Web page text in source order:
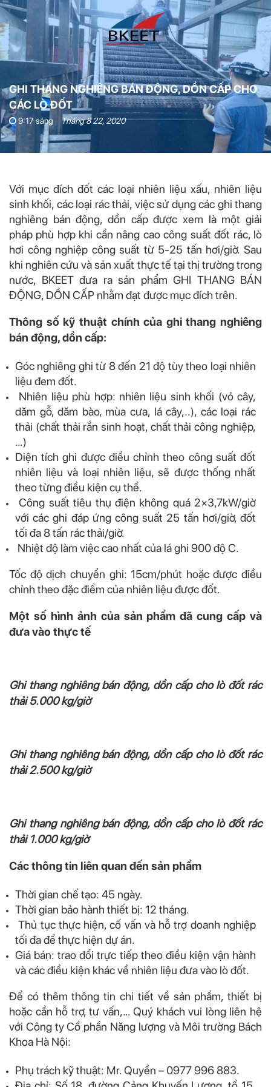
GHI THANG NGHIÊNG BÁN ĐỘNG, DỒN CẤP CHO
CÁC LÒ ĐỐT
9:17 sáng Tháng 8 22, 2020
Với mục đích đốt các loại nhiên liệu xấu, nhiên liệu
sinh khối, các loại rác thải, việc sử dụng các ghi thang
nghiêng bán động, dồn cấp được xem là một giải
pháp phù hợp khi cần nâng cao công suất đốt rác, lò
hơi công nghiệp công suất từ 5-25 tấn hơi/giờ. Sau
khi nghiên cứu và sản xuất thực tế tại thị trường trong
nước, BKEET đưa ra sản phẩm GHI THANG BÁN
ĐỘNG, DỒN CẤP nhằm đạt được mục đích trên.
Thông số kỹ thuật chính của ghi thang nghiêng
bán động, dồn cấp:
Góc nghiêng ghi từ 8 đến 21 độ tùy theo loại nhiên
liệu đem đốt.
Nhiên liệu phù hợp: nhiên liệu sinh khối (vỏ cây,
dăm gỗ, dăm bào, mùa cưa, lá cây,..), các loại rác
thải (chất thải rắn sinh hoạt, chất thải công nghiệp,
…)
Diện tích ghi được điều chỉnh theo công suất đốt
nhiên liệu và loại nhiên liệu, sẽ được thống nhất
theo từng điều kiện cụ thể.
Công suất tiêu thụ điện không quá 2×3,7kW/giờ
với các ghi đáp ứng công suất 25 tấn hơi/giờ, đốt
tối đa 8 tấn rác thải/giờ.
Nhiệt độ làm việc cao nhất của lá ghi 900 độ C.
Tốc độ dịch chuyển ghi: 15cm/phút hoặc được điều
chỉnh theo đặc điểm của nhiên liệu được đốt.
Một số hình ảnh của sản phẩm đã cung cấp và
đưa vào thực tế
Ghi thang nghiêng bán động, dồn cấp cho lò đốt rác
thải 5.000 kg/giờ
Ghi thang nghiêng bán động, dồn cấp cho lò đốt rác
thải 2.500 kg/giờ
Ghi thang nghiêng bán động, dồn cấp cho lò đốt rác
thải 1.000 kg/giờ
Các thông tin liên quan đến sản phẩm
Thời gian chế tạo: 45 ngày.
Thời gian bảo hành thiết bị: 12 tháng.
Thủ tục thực hiện, cố vấn và hỗ trợ doanh nghiệp
tối đa để thực hiện dự án.
Giá bán: trao đổi trực tiếp theo điều kiện vận hành
và các điều kiện khác về nhiên liệu đưa vào lò đốt.
Để có thêm thông tin chi tiết về sản phẩm, thiết bị
hoặc cần hỗ trợ, tư vấn,… Quý khách vui lòng liên hệ
với Công ty Cổ phần Năng lượng và Môi trường Bách
Khoa Hà Nội:
Phụ trách kỹ thuật: Mr. Quyền – 0977 996 883.